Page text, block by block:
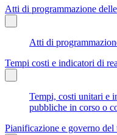
Atti di programmazione
Atti di
Tempi costi e indicatori di
Tempi, costi unitari e
pubbliche in corso o
Pianificazione e governo del